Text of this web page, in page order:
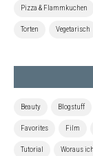
Pizza & Flammkuchen
Torten Vegetarisch
Beauty Blogstuff
Favorites Film
Tutorial Woraus